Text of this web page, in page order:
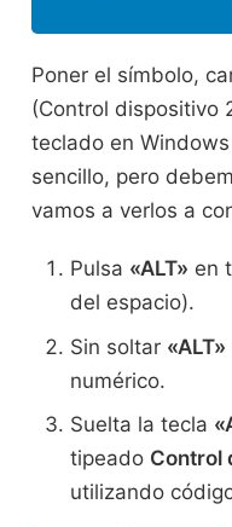
Poner el símbolo,
(Control dispositivo
teclado en
sencillo, pero
vamos a verlos a
Pulsa «ALT» en
del espacio).
Sin soltar «ALT»
numérico.
Suelta la tecla
tipeado Control
utilizando